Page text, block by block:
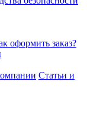
оформить заказ?
Статьи и